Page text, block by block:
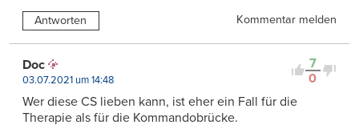
Antworten Kommentar melden
7
0
Doc
03.07.2021 um 14:48
Wer diese CS lieben kann, ist eher ein Fall für die
Therapie als für die Kommandobrücke.